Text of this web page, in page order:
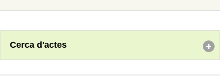
Cerca d'actes